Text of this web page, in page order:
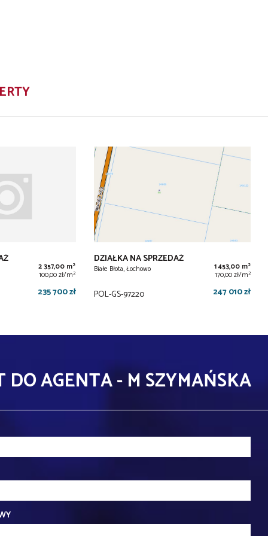
2 357,00 m2
100,00 zł/m2
235 700 zł
DZIAŁKA NA SPRZEDAŻ
Białe Błota, Łochowo 1 453,00 m2
170,00 zł/m2
POL-GS-97220 247 010 zł
AGENTA - M SZYMAŃSKA